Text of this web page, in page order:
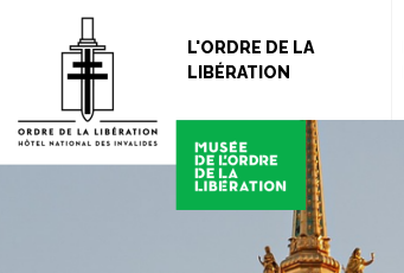
L'ORDRE DE LA
LIBÉRATION